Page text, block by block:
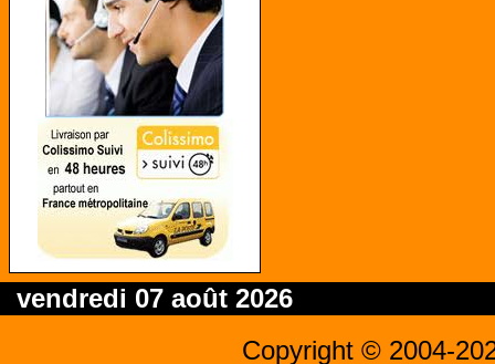
vendredi 07 août 2026
Copyright © 2004-